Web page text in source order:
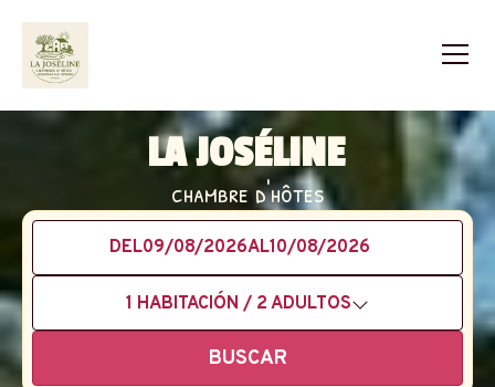
LA JOSÉLINE
chambre d'hôtes
DEL AL
1 HABITACIÓN / 2 ADULTOS
BUSCAR